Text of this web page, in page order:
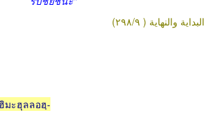
البداية والنهاية ( ٢٩٨/٩)
มะฮุลลอฮฺ-